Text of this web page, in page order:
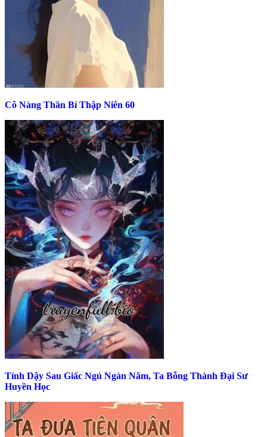
Cô Nàng Thần Bí Thập Niên 60
Tỉnh Dậy Sau Giấc Ngủ Ngàn Năm, Ta Bỗng Thành Đại Sư
Huyền Học